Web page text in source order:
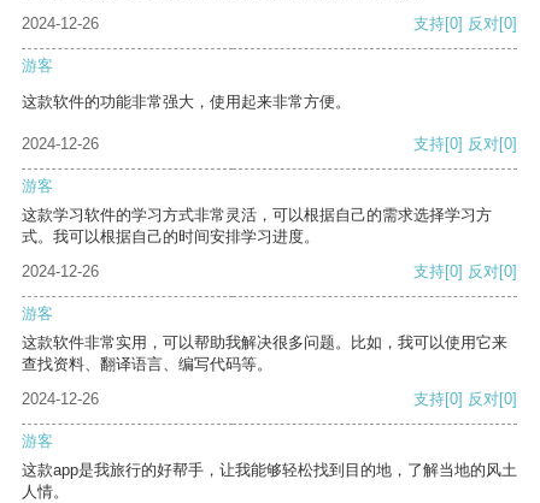
2024-12-26
支持[0] 反对[0]
游客
这款软件的功能非常强大，使用起来非常方便。
2024-12-26 支持[0] 反对[0]
游客
这款学习软件的学习方式非常灵活，可以根据自己的需求选择学习方
式。我可以根据自己的时间安排学习进度。
2024-12-26
支持[0] 反对[0]
游客
这款软件非常实用，可以帮助我解决很多问题。比如，我可以使用它来
查找资料、翻译语言、编写代码等。
2024-12-26
支持[0] 反对[0]
游客
这款app是我旅行的好帮手，让我能够轻松找到目的地，了解当地的风土
人情。